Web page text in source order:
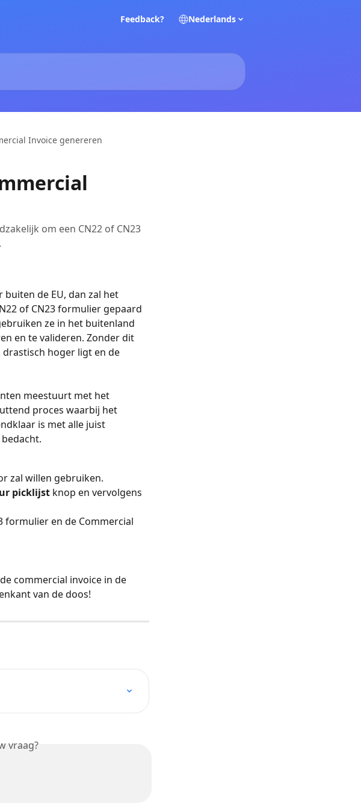
Feedback? Nederlands
Invoice genereren
om een CN22 of CN23
de EU, dan zal het
of CN23 formulier gepaard
ze in het buitenland
en te valideren. Zonder dit
drastisch hoger ligt en de
meestuurt met het
proces waarbij het
is met alle juist
zal willen gebruiken.
picklijst knop en vervolgens
formulier en de Commercial
commercial invoice in de
van de doos!
vraag?